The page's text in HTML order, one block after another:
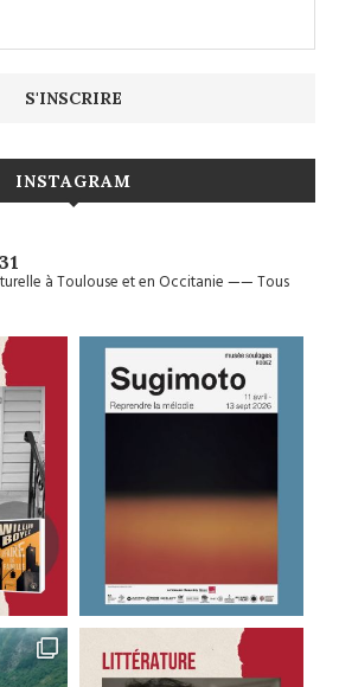
INSTAGRAM
à Toulouse et en Occitanie——Tous